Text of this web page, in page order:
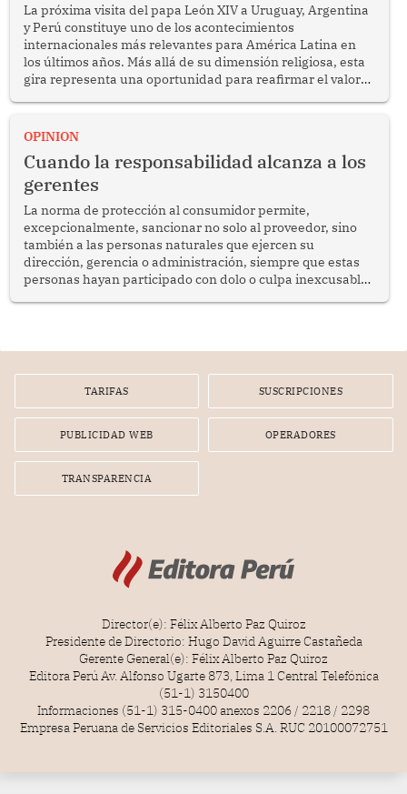
La próxima visita del papa León XIV a Uruguay, Argentina
y Perú constituye uno de los acontecimientos
internacionales más relevantes para América Latina en
los últimos años. Más allá de su dimensión religiosa, esta
gira representa una oportunidad para reafirmar el valor
enfrenta desafíos en materia de desarrollo, cohesión
OPINION
Cuando la responsabilidad alcanza a los
gerentes
La norma de protección al consumidor permite,
excepcionalmente, sancionar no solo al proveedor, sino
también a las personas naturales que ejercen su
dirección, gerencia o administración, siempre que estas
personas hayan participado con dolo o culpa inexcusable
por la frustrada realización de un meet and greet con
TARIFAS SUSCRIPCIONES
PUBLICIDAD WEB OPERADORES
TRANSPARENCIA
Director(e): Félix Alberto Paz Quiroz
Presidente de Directorio: Hugo David Aguirre Castañeda
Gerente General(e): Félix Alberto Paz Quiroz
Editora Perú Av. Alfonso Ugarte 873, Lima 1 Central Telefónica
(51-1) 3150400
Informaciones (51-1) 315-0400 anexos 2206 / 2218 / 2298
Empresa Peruana de Servicios Editoriales S.A. RUC 20100072751